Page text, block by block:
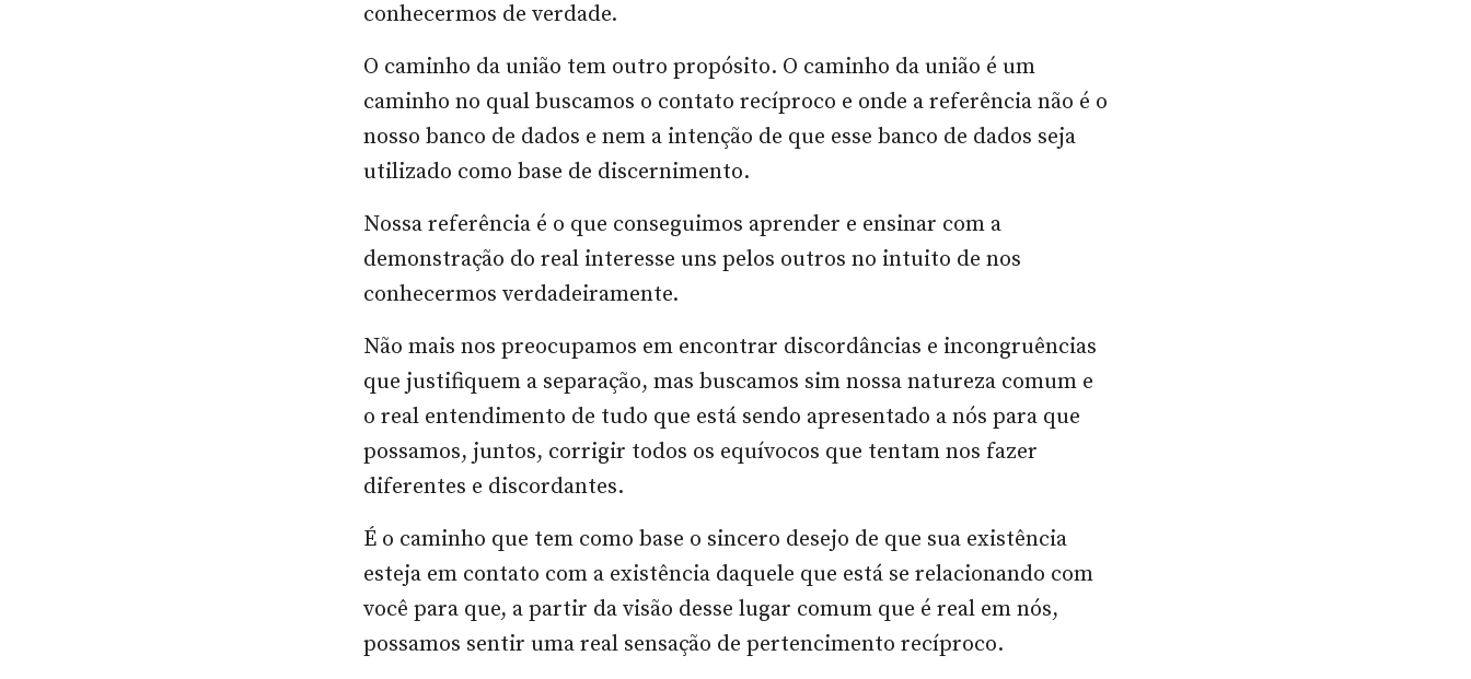
conhecermos de verdade.
O caminho da união tem outro propósito. O caminho da união é um
caminho no qual buscamos o contato recíproco e onde a referência não é o
nosso banco de dados e nem a intenção de que esse banco de dados seja
utilizado como base de discernimento.
Nossa referência é o que conseguimos aprender e ensinar com a
demonstração do real interesse uns pelos outros no intuito de nos
conhecermos verdadeiramente.
Não mais nos preocupamos em encontrar discordâncias e incongruências
que justifiquem a separação, mas buscamos sim nossa natureza comum e
o real entendimento de tudo que está sendo apresentado a nós para que
possamos, juntos, corrigir todos os equívocos que tentam nos fazer
diferentes e discordantes.
É o caminho que tem como base o sincero desejo de que sua existência
esteja em contato com a existência daquele que está se relacionando com
você para que, a partir da visão desse lugar comum que é real em nós,
possamos sentir uma real sensação de pertencimento recíproco.